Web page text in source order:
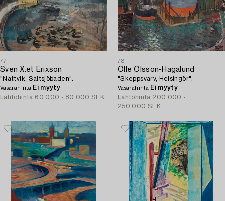
77
Sven X:et Erixson
"Nattvik, Saltsjöbaden".
Vasarahinta Ei myyty
Lähtöhinta 60 000 - 80 000 SEK
78
Olle Olsson-Hagalund
"Skeppsvarv, Helsingör".
Vasarahinta Ei myyty
Lähtöhinta 200 000 -
250 000 SEK